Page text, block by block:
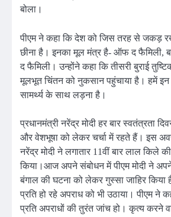
बोला।
पीएम ने कहा कि देश को जिस तरह से जकड़
छीना है। इनका मूल मंत्र है- ऑफ द फैमिली,
द फैमिली। उन्होंने कहा कि तीसरी बुराई
मूलभूत चिंतन को नुकसान पहुंचाया है। हमें इन
सामर्थ्य के साथ लड़ना है।
प्रधानमंत्री नरेंद्र मोदी हर बार स्वतंत्रता
और वेशभूषा को लेकर चर्चा में रहते हैं। इस
नरेंद्र मोदी ने लगातार 11वीं बार लाल किले
किया।आज अपने संबोधन में पीएम मोदी ने
बंगाल की घटना को लेकर गुस्सा जाहिर
प्रति हो रहे अपराध को भी उठाया। पीएम ने
प्रति अपराधों की तुरंत जांच हो। कृत्य करने